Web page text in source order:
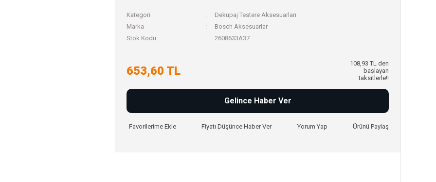
Kategori
Dekupaj Testere Aksesuarları
Marka
Bosch Aksesuarlar
Stok Kodu
2608633A37
653,60 TL
108,93 TL den
başlayan
taksitlerle!!
Gelince Haber Ver
Fiyatı Düşünce Haber Ver Yorum Yap Ürünü Paylaş